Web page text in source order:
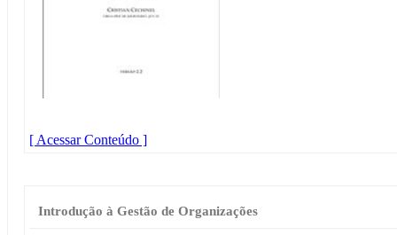
[ Acessar Conteúdo ]
Introdução à Gestão de Organizações